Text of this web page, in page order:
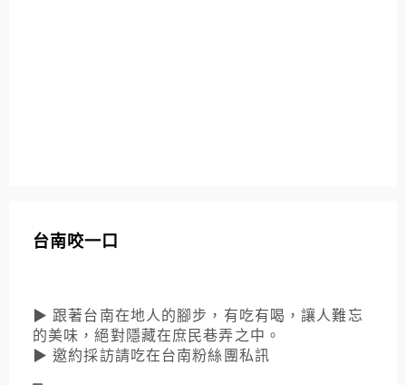
台南咬一口
▶ 跟著台南在地人的腳步，有吃有喝，讓人難忘
的美味，絕對隱藏在庶民巷弄之中。
▶ 邀約採訪請吃在台南粉絲團私訊